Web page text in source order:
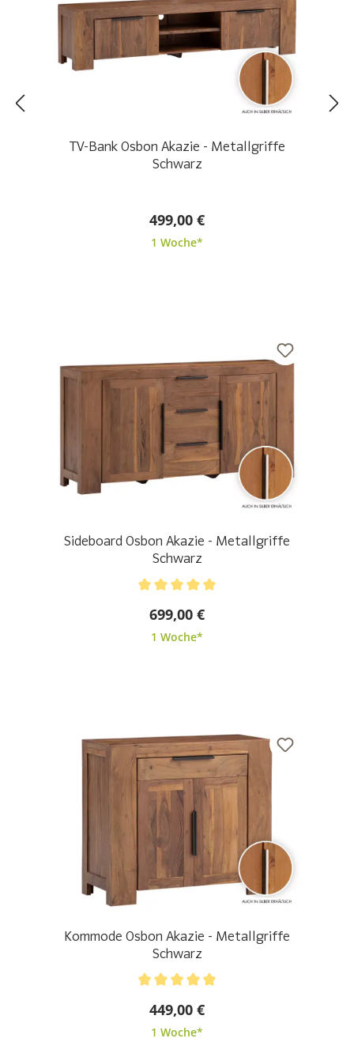
TV-Bank Osbon Akazie - Metallgriffe
Schwarz
499,00 €
1 Woche*
Sideboard Osbon Akazie - Metallgriffe
Schwarz
699,00 €
1 Woche*
Kommode Osbon Akazie - Metallgriffe
Schwarz
449,00 €
1 Woche*